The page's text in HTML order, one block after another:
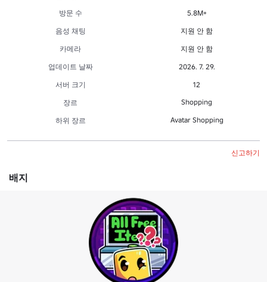
방문 수
5.8M+
음성 채팅
지원 안 함
카메라
지원 안 함
업데이트 날짜
2026. 7. 29.
서버 크기
12
장르
Shopping
하위 장르 Avatar Shopping
신고하기
배지